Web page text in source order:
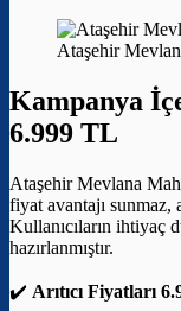
Ataşehir
Kampanya
6.999 TL
Ataşehir Mevlana
fiyat avantajı sunmaz,
Kullanıcıların ihtiyaç
hazırlanmıştır.
✔️ Arıtıcı Fiyatları